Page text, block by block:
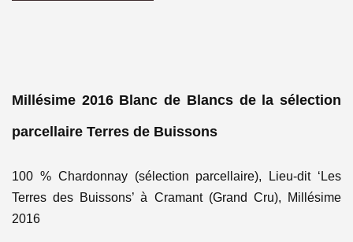
Millésime 2016 Blanc de Blancs de la sélection
parcellaire Terres de Buissons
100 % Chardonnay (sélection parcellaire), Lieu-dit ‘Les
Terres des Buissons’ à Cramant (Grand Cru), Millésime
2016